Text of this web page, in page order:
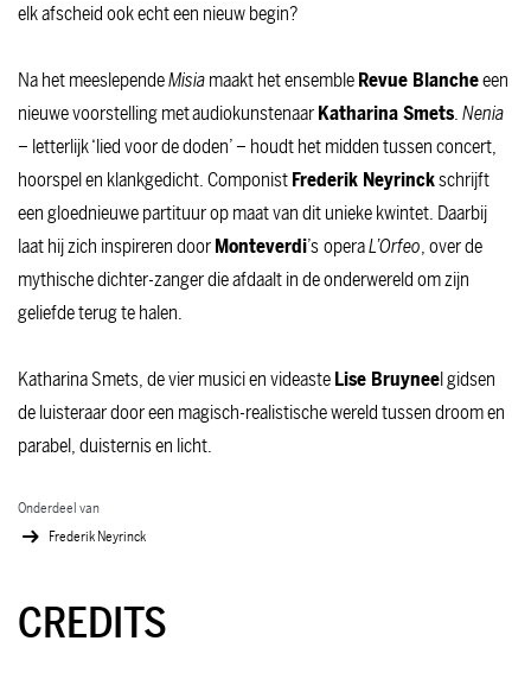
elk afscheid ook echt een nieuw begin?
Na het meeslependeMisiamaakt het ensembleRevue Blancheeen
nieuwe voorstelling met audiokunstenaarKatharina Smets.Nenia
– letterlijk ‘lied voor de doden’ – houdt het midden tussen concert,
hoorspel en klankgedicht. ComponistFrederik Neyrinckschrijft
een gloednieuwe partituur op maat van dit unieke kwintet. Daarbij
laat hij zich inspireren doorMonteverdi’soperaL’Orfeo, over de
mythische dichter-zanger die afdaalt in de onderwereld om zijn
geliefde terug te halen.
Katharina Smets, de vier musici en videasteLise Bruyneel gidsen
de luisteraar door een magisch-realistische wereld tussen droom en
parabel, duisternis en licht.
Onderdeel van
Frederik Neyrinck
CREDITS